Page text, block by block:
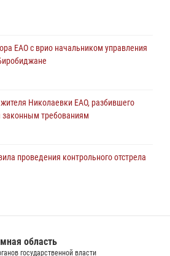
оружия изменены: минимальный
трёх лет
ЕАО с врио начальником управления
Николаевки ЕАО, разбившего
законным требованиям
проведения контрольного отстрела
область
государственной власти